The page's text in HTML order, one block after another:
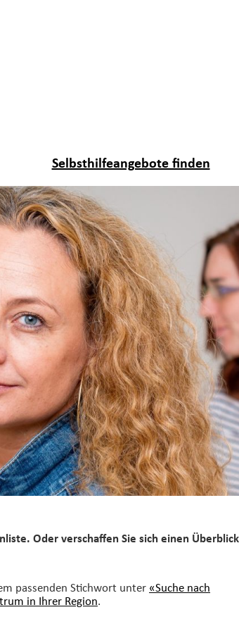
Selbsthilfeangebote finden
Oder verschaffen Sie sich einen
passenden Stichwort unter «Suche nach
in Ihrer Region.